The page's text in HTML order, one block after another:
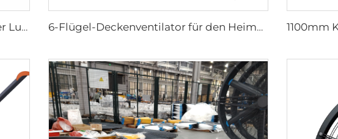
750W Industrieportabler Evaporativer Luftkühler 6-Flügel-Deckenventilator für den Heimgebrauch Commercial Fan Büro und Wohnzimmer LED-Deckenventilator